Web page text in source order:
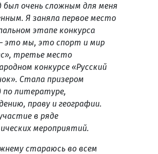
очень сложным для меня
Я заняла первое место
этапе конкурса
это мы, это спорт и мир
третье место
конкурсе «Русский
Стала призером
по литературе,
праву и географии.
в ряде
мероприятий.
стараюсь во всем